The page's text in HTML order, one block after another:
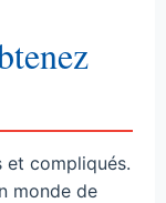
et compliqués.
monde de